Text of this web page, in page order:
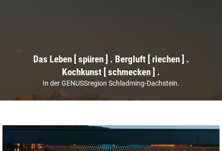
Das Leben [spüren] . Bergluft [riechen] .
Kochkunst [schmecken] .
In der GENUSSregion Schladming-Dachstein.